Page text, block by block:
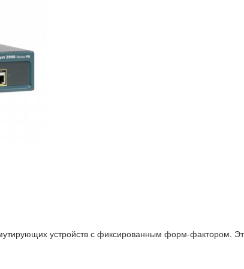
устройств с фиксированным форм-фактором.